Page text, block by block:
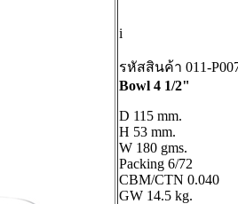
i
รหัสสินค้า 011-
Bowl 4 1/2"
D 115 mm.
H 53 mm.
W 180 gms.
Packing 6/72
CBM/CTN 0.040
GW 14.5 kg.